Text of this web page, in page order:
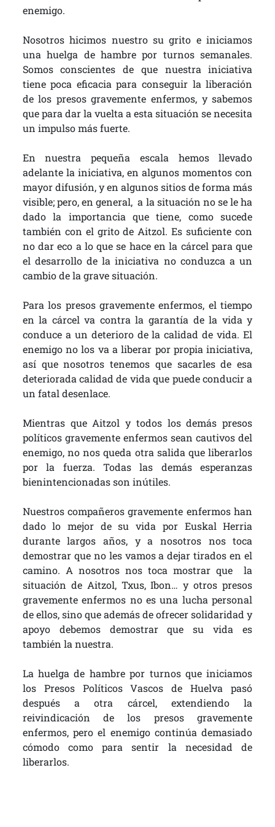
enemigo.
Nosotros hicimos nuestro su grito e iniciamos
una huelga de hambre por turnos semanales.
Somos conscientes de que nuestra iniciativa
tiene poca eficacia para conseguir la liberación
de los presos gravemente enfermos, y sabemos
que para dar la vuelta a esta situación se necesita
un impulso más fuerte.
En nuestra pequeña escala hemos llevado
adelante la iniciativa, en algunos momentos con
mayor difusión, y en algunos sitios de forma más
visible; pero, en general, a la situación no se le ha
dado la importancia que tiene, como sucede
también con el grito de Aitzol. Es suficiente con
no dar eco a lo que se hace en la cárcel para que
el desarrollo de la iniciativa no conduzca a un
cambio de la grave situación.
Para los presos gravemente enfermos, el tiempo
en la cárcel va contra la garantía de la vida y
conduce a un deterioro de la calidad de vida. El
enemigo no los va a liberar por propia iniciativa,
así que nosotros tenemos que sacarles de esa
deteriorada calidad de vida que puede conducir a
un fatal desenlace.
Mientras que Aitzol y todos los demás presos
políticos gravemente enfermos sean cautivos del
enemigo, no nos queda otra salida que liberarlos
por la fuerza. Todas las demás esperanzas
bienintencionadas son inútiles.
Nuestros compañeros gravemente enfermos han
dado lo mejor de su vida por Euskal Herria
durante largos años, y a nosotros nos toca
demostrar que no les vamos a dejar tirados en el
camino. A nosotros nos toca mostrar que la
situación de Aitzol, Txus, Ibon… y otros presos
gravemente enfermos no es una lucha personal
de ellos, sino que además de ofrecer solidaridad y
apoyo debemos demostrar que su vida es
también la nuestra.
La huelga de hambre por turnos que iniciamos
los Presos Políticos Vascos de Huelva pasó
después a otra cárcel, extendiendo la
reivindicación de los presos gravemente
enfermos, pero el enemigo continúa demasiado
cómodo como para sentir la necesidad de
liberarlos.